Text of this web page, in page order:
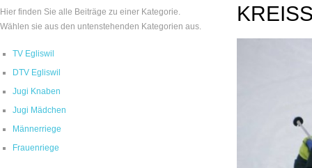
Hier finden Sie alle Beiträge zu einer Kategorie.
Wählen sie aus den untenstehenden Kategorien aus.
TV Egliswil
DTV Egliswil
Jugi Knaben
Jugi Mädchen
Männerriege
Frauenriege